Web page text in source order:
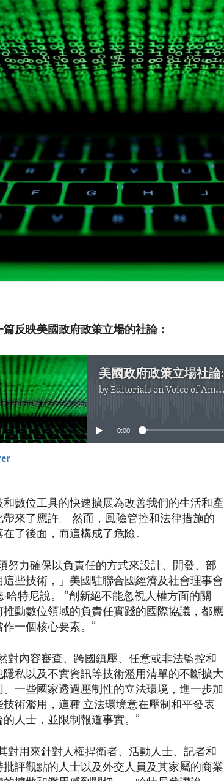
篇反映美國政府政策立場的社論：
byEditorials on Voice of America
No media source currently available
0:00
和數位工具的快速擴展為改善我們的生活和產
帶來了應許。 然而，風險管控和法律措施的
了後面，而這構成了危險。
努力確保以負責任的方式來設計、開發、部
這些技術，」美國駐聯合國經濟及社會理事會
哈特尼說。 “創新絕不能忽視人權方面的關
推動數位領域的負責任實踐的國際協議，都應
作一個核心要素。”
對內容審查、跨國鎮壓、任意或非法監控和
隱私以及不實資訊等技術濫用清單的不斷擴大
。一些國家透過壓制性的立法環境，進一步加
技術濫用，這種 立法環境意在壓制和平發表
的人士，並限制報道事實。”
對用來針對人權捍衛者、活動人士、記者和
批評觀點的人士以及外交人員及其家屬的商業